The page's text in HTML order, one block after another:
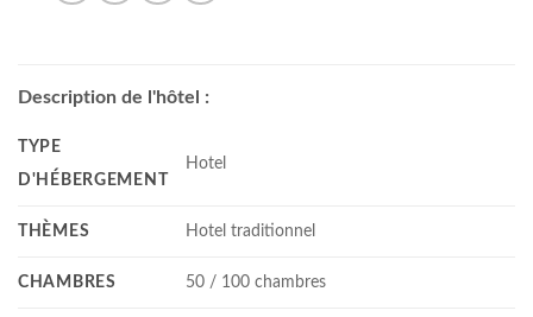
Description de l'hôtel :
TYPE
D'HÉBERGEMENT
Hotel
THÈMES Hotel traditionnel
CHAMBRES 50 / 100 chambres